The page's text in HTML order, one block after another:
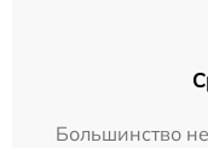
Большинство